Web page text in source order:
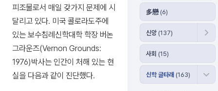
피조물로서 매일 갖가지 문제에 시
달리고 있다. 미국 콜로라도주에
있는 보수침례신학대학 학장 버논
그라운즈(Vernon Grounds:
1976)박사는 인간이 처해 있는 현
실을 다음과 같이 진단했다.
多戀 (6)
신앙 (137)
사회 (15)
신학 글타래 (163)